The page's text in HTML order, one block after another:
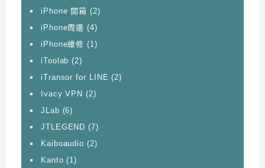
iPhone 開箱 (2)
iPhone周邊 (4)
iPhone維修 (1)
iToolab (2)
iTransor for LINE (2)
Ivacy VPN (2)
JLab (6)
JTLEGEND (7)
Kaiboaudio (2)
Kanto (1)